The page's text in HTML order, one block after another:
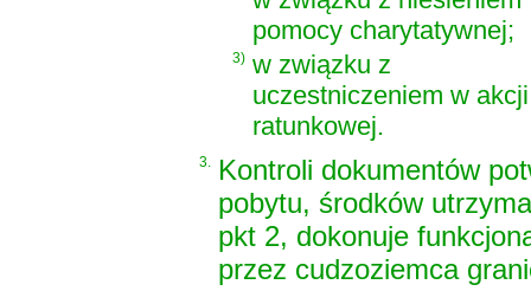
pomocy charytatywnej;
3) w związku z
uczestniczeniem w akcji
ratunkowej.
3. Kontroli dokumentów
pobytu, środków
pkt 2, dokonuje
przez cudzoziemca